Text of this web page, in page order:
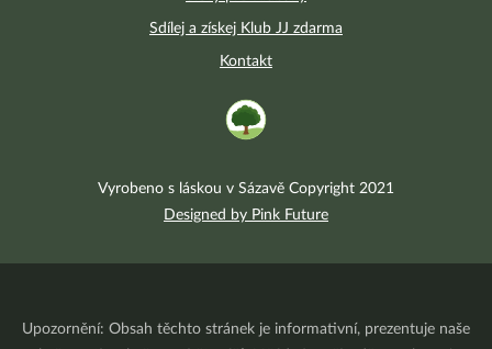
Sdílej a získej Klub JJ zdarma
Kontakt
Vyrobeno s láskou v Sázavě Copyright 2021
Designed by Pink Future
Upozornění: Obsah těchto stránek je informativní, prezentuje naše